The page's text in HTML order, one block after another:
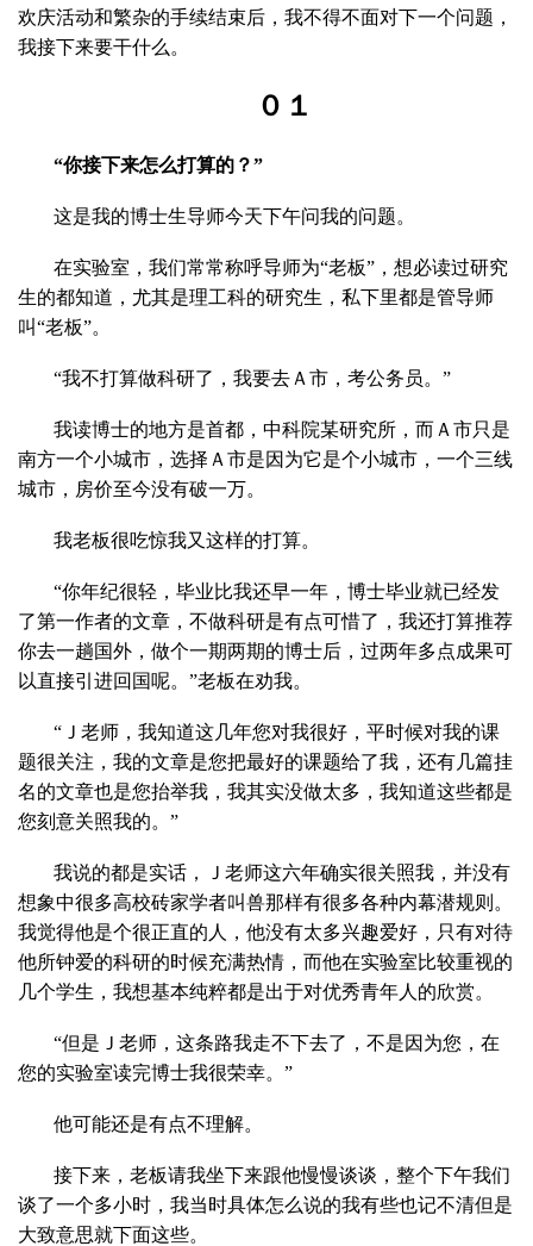
欢庆活动和繁杂的手续结束后，我不得不面对下一个问题，
我接下来要干什么。
０１
“你接下来怎么打算的？”
这是我的博士生导师今天下午问我的问题。
在实验室，我们常常称呼导师为“老板”，想必读过研究
生的都知道，尤其是理工科的研究生，私下里都是管导师
叫“老板”。
“我不打算做科研了，我要去Ａ市，考公务员。”
我读博士的地方是首都，中科院某研究所，而Ａ市只是
南方一个小城市，选择Ａ市是因为它是个小城市，一个三线
城市，房价至今没有破一万。
我老板很吃惊我又这样的打算。
“你年纪很轻，毕业比我还早一年，博士毕业就已经发
了第一作者的文章，不做科研是有点可惜了，我还打算推荐
你去一趟国外，做个一期两期的博士后，过两年多点成果可
以直接引进回国呢。”老板在劝我。
“Ｊ老师，我知道这几年您对我很好，平时候对我的课
题很关注，我的文章是您把最好的课题给了我，还有几篇挂
名的文章也是您抬举我，我其实没做太多，我知道这些都是
您刻意关照我的。”
我说的都是实话，Ｊ老师这六年确实很关照我，并没有
想象中很多高校砖家学者叫兽那样有很多各种内幕潜规则。
我觉得他是个很正直的人，他没有太多兴趣爱好，只有对待
他所钟爱的科研的时候充满热情，而他在实验室比较重视的
几个学生，我想基本纯粹都是出于对优秀青年人的欣赏。
“但是Ｊ老师，这条路我走不下去了，不是因为您，在
您的实验室读完博士我很荣幸。”
他可能还是有点不理解。
接下来，老板请我坐下来跟他慢慢谈谈，整个下午我们
谈了一个多小时，我当时具体怎么说的我有些也记不清但是
大致意思就下面这些。